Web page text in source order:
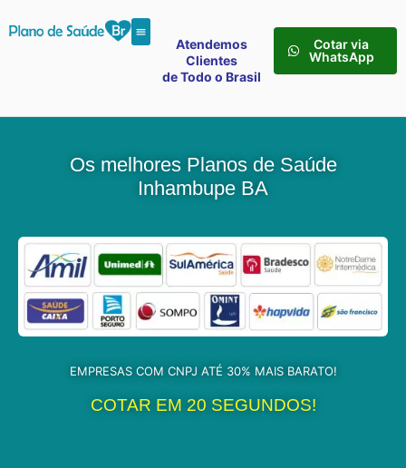
Atendemos
Clientes
de Todo o Brasil
Cotar via
WhatsApp
Os melhores Planos de Saúde
Inhambupe BA
EMPRESAS COM CNPJ ATÉ 30% MAIS BARATO!
COTAR EM 20 SEGUNDOS!​